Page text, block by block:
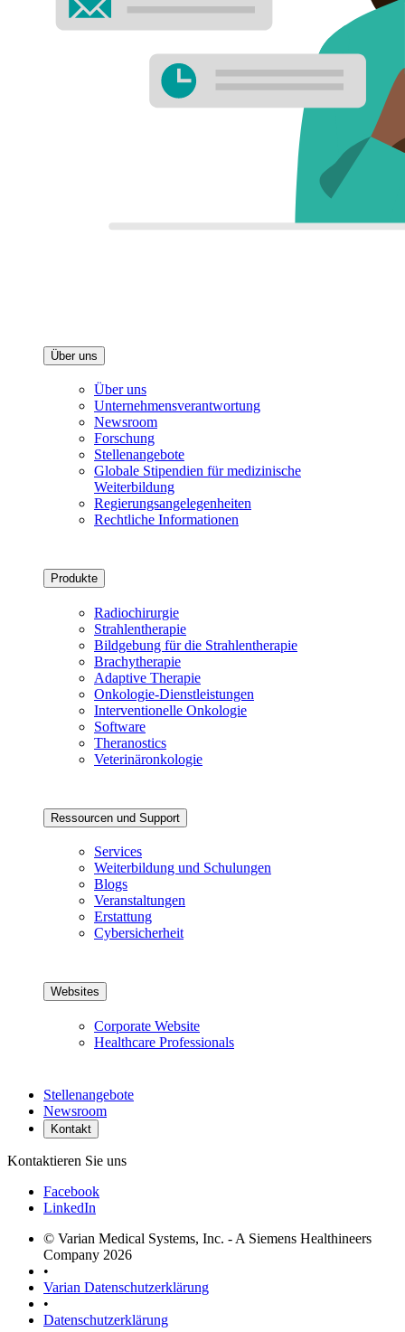
Über uns
Über uns
Unternehmensverantwortung
Newsroom
Forschung
Stellenangebote
Globale Stipendien für medizinische
Weiterbildung
Regierungsangelegenheiten
Rechtliche Informationen
Produkte
Radiochirurgie
Strahlentherapie
Bildgebung für die Strahlentherapie
Brachytherapie
Adaptive Therapie
Onkologie-Dienstleistungen
Interventionelle Onkologie
Software
Theranostics
Veterinäronkologie
Ressourcen und Support
Services
Weiterbildung und Schulungen
Blogs
Veranstaltungen
Erstattung
Cybersicherheit
Websites
Corporate Website
Healthcare Professionals
Stellenangebote
Newsroom
Kontakt
Kontaktieren Sie uns
Facebook
LinkedIn
© Varian Medical Systems, Inc. - A Siemens Healthineers
Company 2026
•
Varian Datenschutzerklärung
•
Datenschutzerklärung